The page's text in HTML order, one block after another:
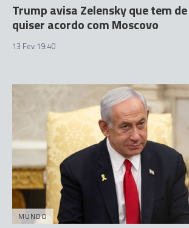
Trump avisa Zelensky que tem
quiser acordo com Moscovo
13 Fev 19:40
MUNDO